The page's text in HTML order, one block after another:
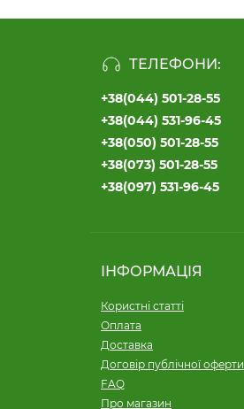
ТЕЛЕФОНИ:
+38(044) 501-28-55
+38(044) 531-96-45
+38(050) 501-28-55
+38(073) 501-28-55
+38(097) 531-96-45
ІНФОРМАЦІЯ
Користні статті
Оплата
Доставка
Договір публічної оферти
FAQ
Про магазин